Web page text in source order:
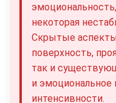
некоторая
Скрытые
поверхность,
так и
и эмоциональное
интенсивности.